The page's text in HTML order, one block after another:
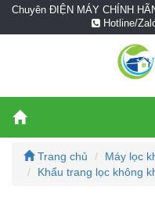
Chuyên ĐIỆN MÁY CHÍNH
Hotline/
Trang chủ
Máy lọc
Khẩu trang lọc không